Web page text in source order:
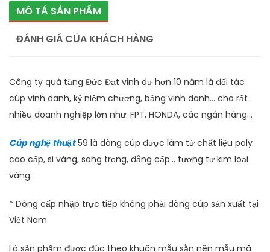
MÔ TẢ SẢN PHẨM
ĐÁNH GIÁ CỦA KHÁCH HÀNG
Công ty quà tặng Đức Đạt vinh dự hơn 10 năm là đối tác
cúp vinh danh, kỷ niệm chương, bảng vinh danh... cho rất
nhiều doanh nghiệp lớn như: FPT, HONDA, các ngân hàng...
Cúp nghệ thuật59 là dòng cúp được làm từ chất liệu poly
cao cấp, si vàng, sang trọng, đẳng cấp... tương tự kim loại
vàng:
* Dòng cấp nhập trực tiếp không phải dòng cúp sản xuất tại
Việt Nam
Là sản phẩm được đúc theo khuôn mẫu sẵn nên mẫu mã